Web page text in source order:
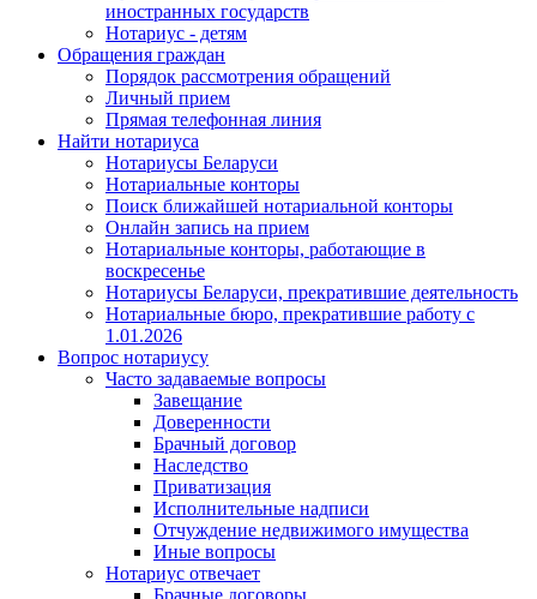
иностранных государств
Нотариус - детям
Обращения граждан
Порядок рассмотрения обращений
Личный прием
Прямая телефонная линия
Найти нотариуса
Нотариусы Беларуси
Нотариальные конторы
Поиск ближайшей нотариальной конторы
Онлайн запись на прием
Нотариальные конторы, работающие в
воскресенье
Нотариусы Беларуси, прекратившие деятельность
Нотариальные бюро, прекратившие работу с
1.01.2026
Вопрос нотариусу
Часто задаваемые вопросы
Завещание
Доверенности
Брачный договор
Наследство
Приватизация
Исполнительные надписи
Отчуждение недвижимого имущества
Иные вопросы
Нотариус отвечает
Брачные договоры